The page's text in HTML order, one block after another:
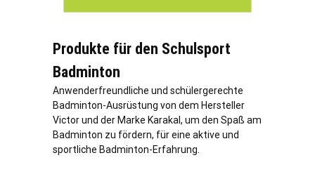
Produkte für den Schulsport
Badminton
Anwenderfreundliche und schülergerechte
Badminton-Ausrüstung von dem Hersteller
Victor und der Marke Karakal, um den Spaß am
Badminton zu fördern, für eine aktive und
sportliche Badminton-Erfahrung.